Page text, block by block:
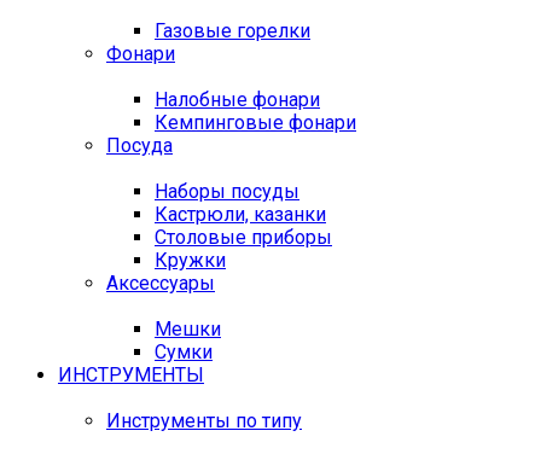
Газовые горелки
Фонари
Налобные фонари
Кемпинговые фонари
Посуда
Наборы посуды
Кастрюли, казанки
Столовые приборы
Кружки
Аксессуары
Мешки
Сумки
ИНСТРУМЕНТЫ
Инструменты по типу